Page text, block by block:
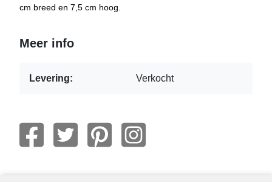
cm breed en 7,5 cm hoog.
Meer info
Levering: Verkocht